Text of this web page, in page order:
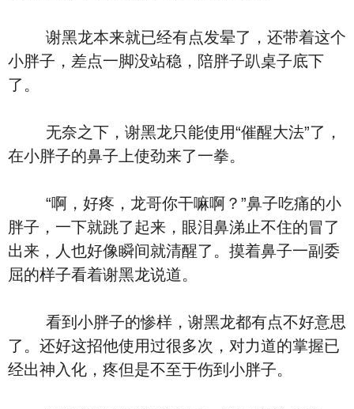
谢黑龙本来就已经有点发晕了，还带着这个
小胖子，差点一脚没站稳，陪胖子趴桌子底下
了。
无奈之下，谢黑龙只能使用“催醒大法”了，
在小胖子的鼻子上使劲来了一拳。
“啊，好疼，龙哥你干嘛啊？”鼻子吃痛的小
胖子，一下就跳了起来，眼泪鼻涕止不住的冒了
出来，人也好像瞬间就清醒了。摸着鼻子一副委
屈的样子看着谢黑龙说道。
看到小胖子的惨样，谢黑龙都有点不好意思
了。还好这招他使用过很多次，对力道的掌握已
经出神入化，疼但是不至于伤到小胖子。